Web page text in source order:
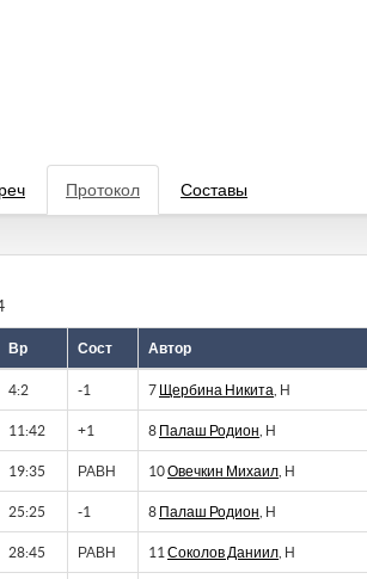
Протокол Составы
Вр Сост Автор
4:2 -1 7 Щербина Никита , Н
11:42 +1 8 Палаш Родион , Н
19:35 РАВН 10Овечкин Михаил , Н
25:25 -1 8 Палаш Родион , Н
28:45 РАВН 11 Соколов Даниил , Н